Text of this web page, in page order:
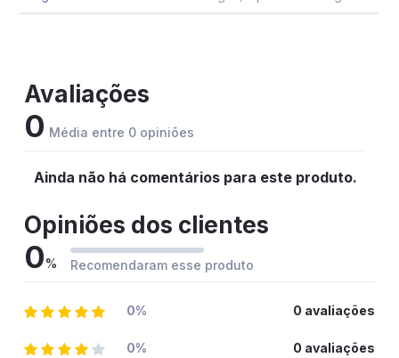
Avaliações
0 Média entre 0 opiniões
Ainda não há comentários para este produto.
Opiniões dos clientes
0% Recomendaram esse produto
0% 0 avaliações
0% 0 avaliações